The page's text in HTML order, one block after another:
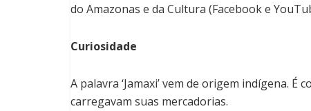
do Amazonas e da Cultura (Facebook e
Curiosidade
A palavra ‘Jamaxi’ vem de origem indígena.
carregavam suas mercadorias.